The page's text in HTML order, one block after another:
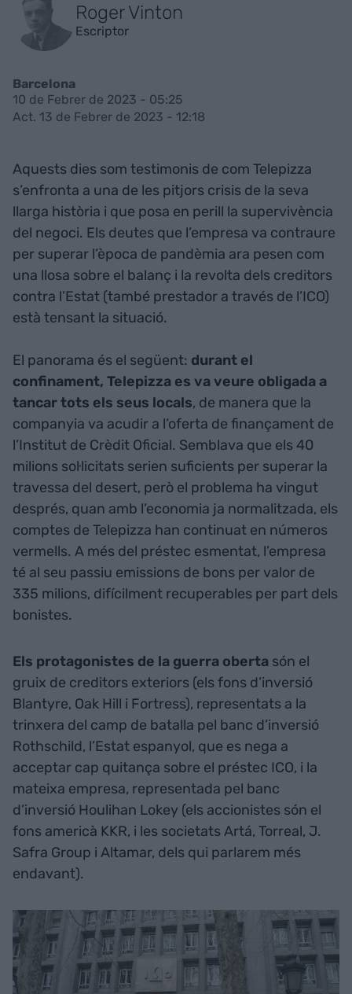
Roger Vinton
Escriptor
Barcelona
10 de Febrer de 2023 - 05:25
Act. 13 de Febrer de 2023 - 12:18
Aquests dies som testimonis de com Telepizza
s’enfronta a una de les pitjors crisis de la seva
llarga història i que posa en perill la supervivència
del negoci. Els deutes que l’empresa va contraure
per superar l’època de pandèmia ara pesen com
una llosa sobre el balanç i la revolta dels creditors
contra l’Estat (també prestador a través de l’ICO)
està tensant la situació.
El panorama és el següent: durant el
confinament, Telepizza es va veure obligada a
tancar tots els seus locals, de manera que la
companyia va acudir a l’oferta de finançament de
l’Institut de Crèdit Oficial. Semblava que els 40
milions sol·licitats serien suficients per superar la
travessa del desert, però el problema ha vingut
després, quan amb l’economia ja normalitzada, els
comptes de Telepizza han continuat en números
vermells. A més del préstec esmentat, l’empresa
té al seu passiu emissions de bons per valor de
335 milions, difícilment recuperables per part dels
bonistes.
Els protagonistes de la guerra oberta són el
gruix de creditors exteriors (els fons d’inversió
Blantyre, Oak Hill i Fortress), representats a la
trinxera del camp de batalla pel banc d’inversió
Rothschild, l’Estat espanyol, que es nega a
acceptar cap quitança sobre el préstec ICO, i la
mateixa empresa, representada pel banc
d’inversió Houlihan Lokey (els accionistes són el
fons americà KKR, i les societats Artá, Torreal, J.
Safra Group i Altamar, dels qui parlarem més
endavant).